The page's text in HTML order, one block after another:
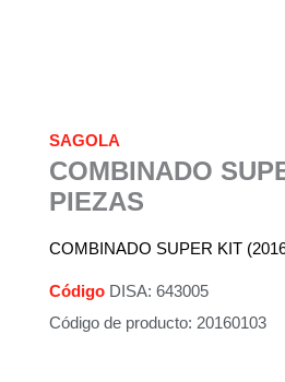
SAGOLA
COMBINADO
PIEZAS
COMBINADO SUPER KIT
Código DISA: 643005
Código de producto: 20160103